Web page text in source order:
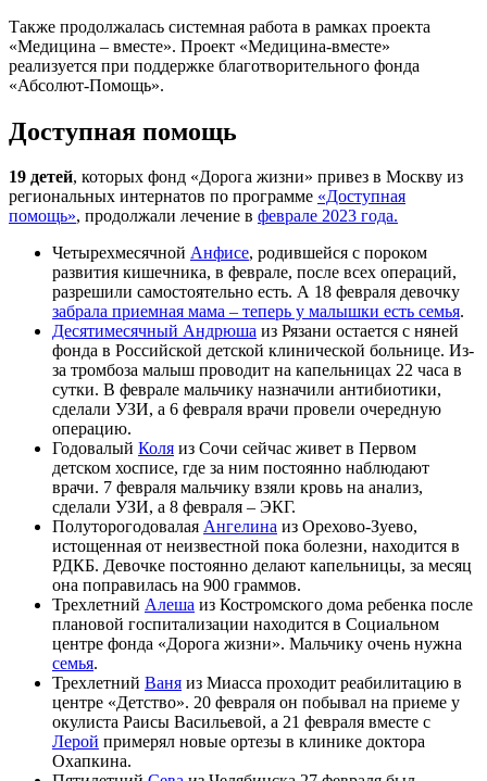
Также продолжалась системная работа в рамках проекта
«Медицина – вместе». Проект «Медицина-вместе»
реализуется при поддержке благотворительного фонда
«Абсолют-Помощь».
Доступная помощь
19 детей, которых фонд «Дорога жизни» привез в Москву из
региональных интернатов по программе «Доступная
помощь», продолжали лечение в феврале 2023 года.
Четырехмесячной Анфисе, родившейся с пороком
развития кишечника, в феврале, после всех операций,
разрешили самостоятельно есть. А 18 февраля девочку
забрала приемная мама – теперь у малышки есть семья.
Десятимесячный Андрюша из Рязани остается с няней
фонда в Российской детской клинической больнице. Из-
за тромбоза малыш проводит на капельницах 22 часа в
сутки. В феврале мальчику назначили антибиотики,
сделали УЗИ, а 6 февраля врачи провели очередную
операцию.
Годовалый Коля из Сочи сейчас живет в Первом
детском хосписе, где за ним постоянно наблюдают
врачи. 7 февраля мальчику взяли кровь на анализ,
сделали УЗИ, а 8 февраля – ЭКГ.
Полуторогодовалая Ангелина из Орехово-Зуево,
истощенная от неизвестной пока болезни, находится в
РДКБ. Девочке постоянно делают капельницы, за месяц
она поправилась на 900 граммов.
Трехлетний Алеша из Костромского дома ребенка после
плановой госпитализации находится в Социальном
центре фонда «Дорога жизни». Мальчику очень нужна
семья.
Трехлетний Ваня из Миасса проходит реабилитацию в
центре «Детство». 20 февраля он побывал на приеме у
окулиста Раисы Васильевой, а 21 февраля вместе с
Лерой примерял новые ортезы в клинике доктора
Охапкина.